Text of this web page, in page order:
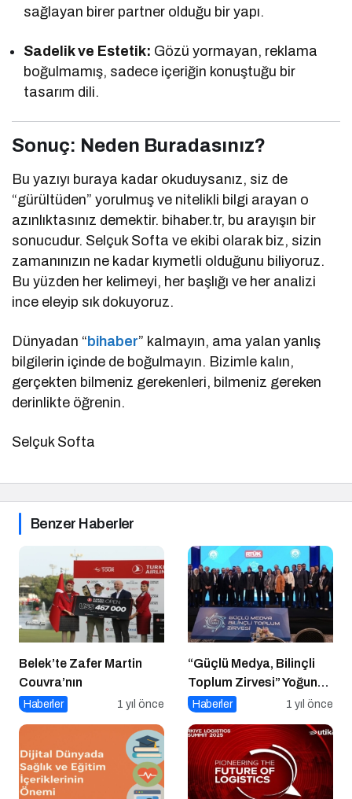
sağlayan birer partner olduğu bir yapı.
Sadelik ve Estetik: Gözü yormayan, reklama
boğulmamış, sadece içeriğin konuştuğu bir
tasarım dili.
Sonuç: Neden Buradasınız?
Bu yazıyı buraya kadar okuduysanız, siz de
“gürültüden” yorulmuş ve nitelikli bilgi arayan o
azınlıktasınız demektir. bihaber.tr, bu arayışın bir
sonucudur. Selçuk Softa ve ekibi olarak biz, sizin
zamanınızın ne kadar kıymetli olduğunu biliyoruz.
Bu yüzden her kelimeyi, her başlığı ve her analizi
ince eleyip sık dokuyoruz.
Dünyadan “bihaber” kalmayın, ama yalan yanlış
bilgilerin içinde de boğulmayın. Bizimle kalın,
gerçekten bilmeniz gerekenleri, bilmeniz gereken
derinlikte öğrenin.
Selçuk Softa
Benzer Haberler
Belek’te Zafer Martin
Couvra’nın
Haberler 1 yıl önce
“Güçlü Medya, Bilinçli
Toplum Zirvesi” Yoğun
Katılımla Gerçekleşti
Haberler 1 yıl önce